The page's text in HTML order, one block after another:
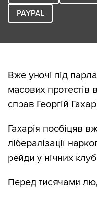
PAYPAL
Вже уночі під
масових протестів
справ Георгій
Гахарія пообіцяв
лібералізації
рейди у нічних
Перед тисячами